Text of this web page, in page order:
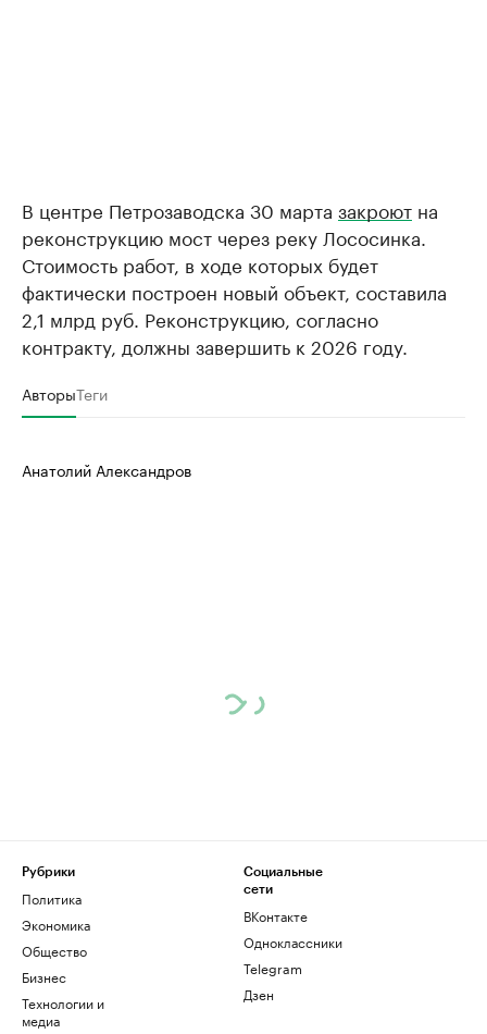
В центре Петрозаводска 30 марта закроют на
реконструкцию мост через реку Лососинка.
Стоимость работ, в ходе которых будет
фактически построен новый объект, составила
2,1 млрд руб. Реконструкцию, согласно
контракту, должны завершить к 2026 году.
АвторыТеги
Анатолий Александров
Рубрики
Политика
Экономика
Общество
Бизнес
Технологии и
медиа
Социальные
сети
ВКонтакте
Одноклассники
Telegram
Дзен